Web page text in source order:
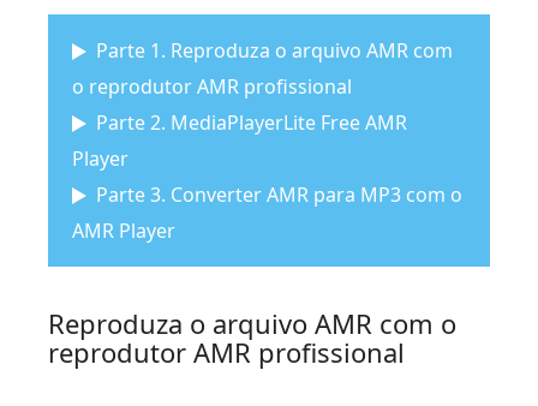
Parte 1. Reproduza o arquivo AMR com
o reprodutor AMR profissional
Parte 2. MediaPlayerLite Free AMR
Player
Parte 3. Converter AMR para MP3 com o
AMR Player
Reproduza o arquivo AMR com o
reprodutor AMR profissional